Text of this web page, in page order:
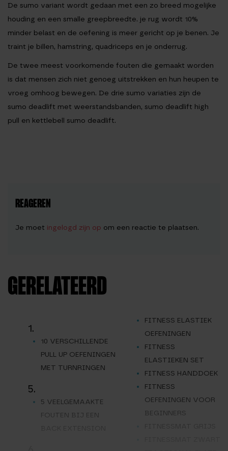
De sumo variant wordt gedaan met een zo breed mogelijke
houding en een smalle greepbreedte. je rug wordt 10%
minder belast en de oefening is meer gericht op je benen. Je
traint je billen, hamstring, quadriceps en je onderrug.
De twee meest voorkomende fouten die gemaakt worden
is dat mensen zich niet genoeg uitstrekken en hun heupen te
vroeg omhoog bewegen. De drie sumo variaties zijn de
sumo deadlift met weerstandsbanden, sumo deadlift high
pull en kettlebell sumo deadlift.
REAGEREN
Je moet ingelogd zijn op om een reactie te plaatsen.
GERELATEERD
1.
10 VERSCHILLENDE
PULL UP OEFENINGEN
MET TURNRINGEN
5.
5 VEELGEMAAKTE
FOUTEN BIJ EEN
FITNESS ELASTIEK
OEFENINGEN
FITNESS
ELASTIEKEN SET
FITNESS HANDDOEK
FITNESS
OEFENINGEN VOOR
BEGINNERS